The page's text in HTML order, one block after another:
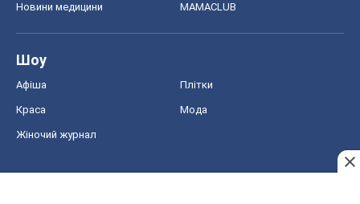
Новини медицини MAMACLUB
Шоу
Афіша Плітки
Краса Мода
Жіночий журнал